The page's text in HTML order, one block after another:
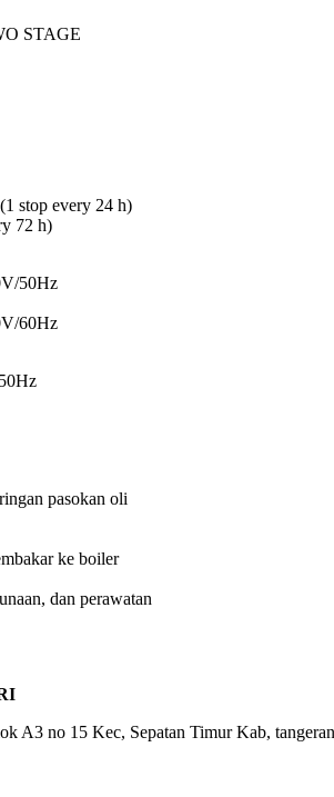
STAGE
stop every 24 h)
72 h)
50Hz
60Hz
pasokan oli
ke boiler
dan perawatan
A3 no 15 Kec, Sepatan Timur Kab,